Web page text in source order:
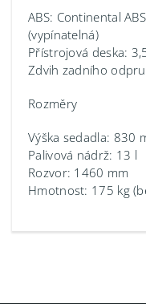
ABS: Continental
(vypínatelná)
Přístrojová deska:
Zdvih zadního
Rozměry
Výška sedadla: 830
Palivová nádrž: 13 l
Rozvor: 1460 mm
Hmotnost: 175 kg